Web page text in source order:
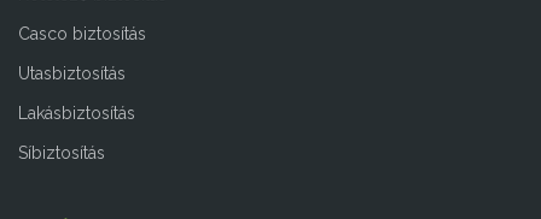
Casco biztosítás
Utasbiztosítás
Lakásbiztosítás
Síbiztosítás